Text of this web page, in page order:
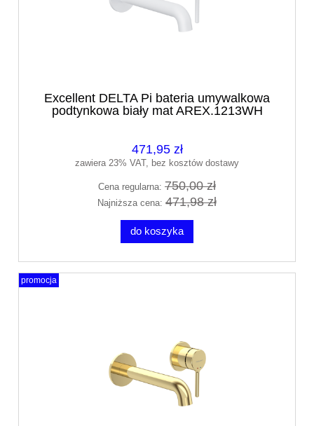
Excellent DELTA Pi bateria umywalkowa
podtynkowa biały mat AREX.1213WH
471,95 zł
zawiera 23% VAT, bez kosztów dostawy
Cena regularna: 750,00 zł
Najniższa cena: 471,98 zł
do koszyka
promocja